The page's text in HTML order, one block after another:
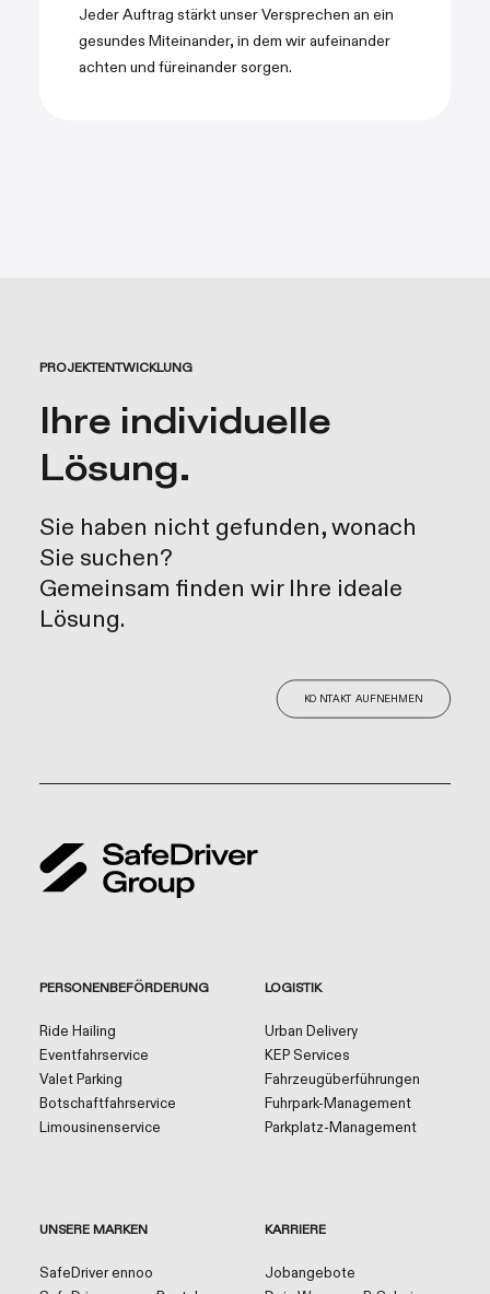
Jeder Auftrag stärkt unser Versprechen an ein
gesundes Miteinander, in dem wir aufeinander
achten und füreinander sorgen.
PROJEKTENTWICKLUNG
Ihre individuelle
Lösung.
Sie haben nicht gefunden, wonach
Sie suchen?
Gemeinsam finden wir Ihre ideale
Lösung.
KONTAKT AUFNEHMEN
PERSONENBEFÖRDERUNG
Ride Hailing
Eventfahrservice
Valet Parking
Botschaftfahrservice
Limousinenservice
LOGISTIK
Urban Delivery
KEP Services
Fahrzeugüberführungen
Fuhrpark-Management
Parkplatz-Management
UNSERE MARKEN
SafeDriver ennoo
KARRIERE
Jobangebote